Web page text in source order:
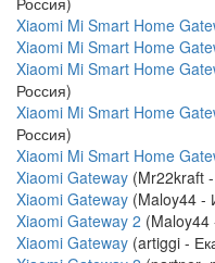
Xiaomi Mi Smart Home
Xiaomi Mi Smart Home
Xiaomi Mi Smart Home
Россия)
Xiaomi Mi Smart Home
Россия)
Xiaomi Mi Smart Home
Xiaomi Gateway (Mr22kraft
Xiaomi Gateway (Maloy44 -
Xiaomi Gateway 2 (Maloy44
Xiaomi Gateway (artiggi -